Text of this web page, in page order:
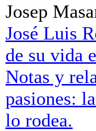
Josep
José Luis
de su vida
Notas y
pasiones:
lo rodea.